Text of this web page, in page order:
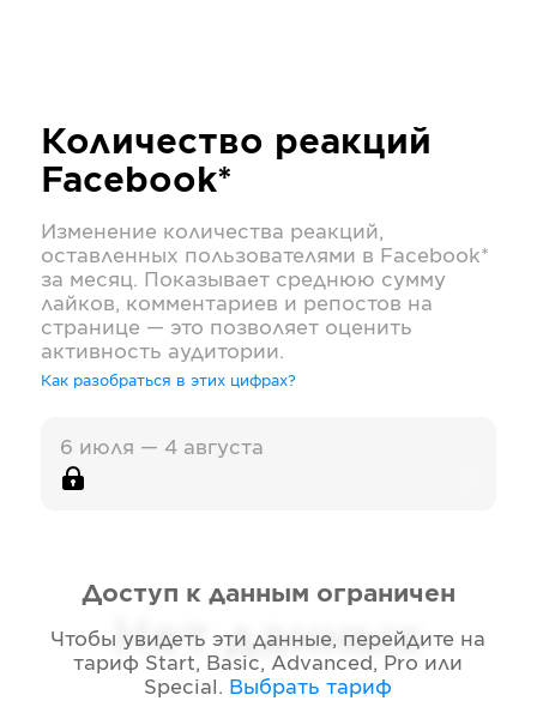
Количество реакций
Facebook*
Изменение количества реакций,
оставленных пользователями в Facebook*
за месяц. Показывает среднюю сумму
лайков, комментариев и репостов на
странице — это позволяет оценить
активность аудитории.
Как разобраться в этих цифрах?
6 июля — 4 августа
Нет данных
Доступ к данным ограничен
Чтобы увидеть эти данные, перейдите на
тариф Start, Basic, Advanced, Pro или
Special . Выбрать тариф